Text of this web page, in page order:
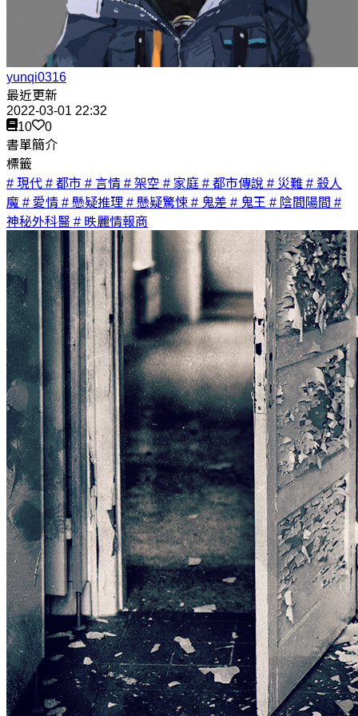
yunqi0316
最近更新
2022-03-01 22:32
10
0
書單簡介
標籤
# 現代 # 都市 # 言情 # 架空 # 家庭 # 都市傳說 # 災難 # 殺人
魔 # 愛情 # 懸疑推理 # 懸疑驚悚 # 鬼差 # 鬼王 # 陰間陽間 #
神秘外科醫 # 昳麗情報商